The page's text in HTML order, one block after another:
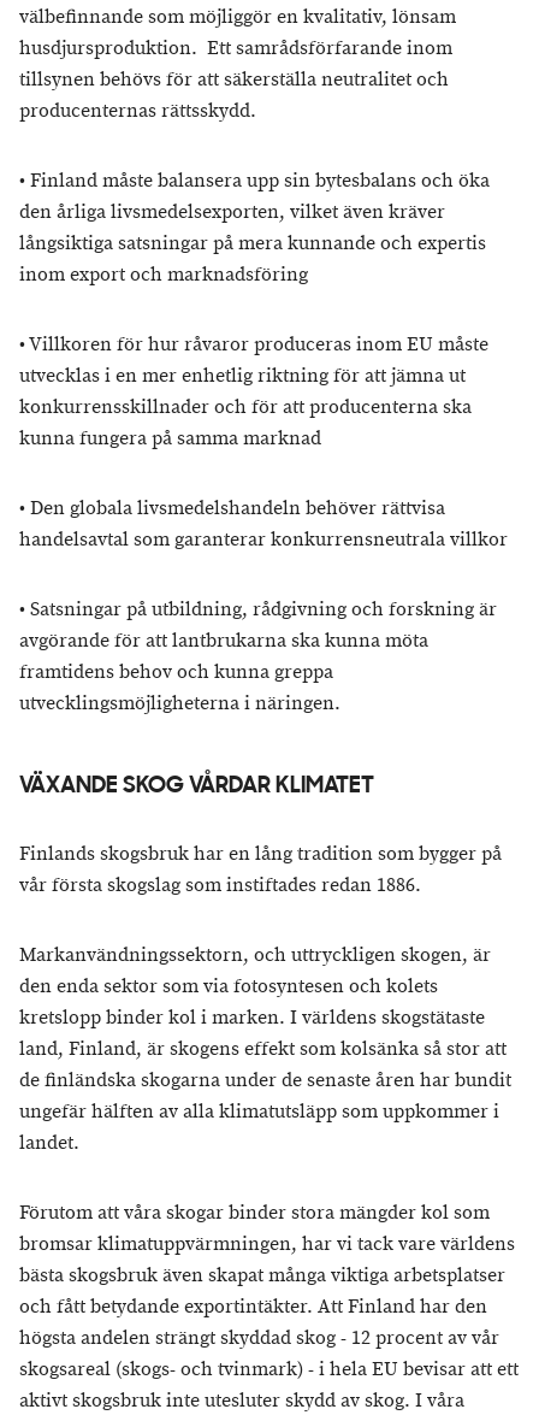
välbefinnande som möjliggör en kvalitativ, lönsam
husdjursproduktion. Ett samrådsförfarande inom
tillsynen behövs för att säkerställa neutralitet och
producenternas rättsskydd.
•Finland måste balansera upp sin bytesbalans och öka
den årliga livsmedelsexporten, vilket även kräver
långsiktiga satsningar på mera kunnande och expertis
inom export och marknadsföring
•Villkoren för hur råvaror produceras inom EU måste
utvecklas i en mer enhetlig riktning för att jämna ut
konkurrensskillnader och för att producenterna ska
kunna fungera på samma marknad
•Den globala livsmedelshandeln behöver rättvisa
handelsavtal som garanterar konkurrensneutrala villkor
•Satsningar på utbildning, rådgivning och forskning är
avgörande för att lantbrukarna ska kunna möta
framtidens behov och kunna greppa
utvecklingsmöjligheterna i näringen.
VÄXANDE SKOG VÅRDAR KLIMATET
Finlands skogsbruk har en lång tradition som bygger på
vår första skogslag som instiftades redan 1886.
Markanvändningssektorn, och uttryckligen skogen, är
den enda sektor som via fotosyntesen och kolets
kretslopp binder kol i marken. I världens skogstätaste
land, Finland, är skogens effekt som kolsänka så stor att
de finländska skogarna under de senaste åren har bundit
ungefär hälften av alla klimatutsläpp som uppkommer i
landet.
Förutom att våra skogar binder stora mängder kol som
bromsar klimatuppvärmningen, har vi tack vare världens
bästa skogsbruk även skapat många viktiga arbetsplatser
och fått betydande exportintäkter. Att Finland har den
högsta andelen strängt skyddad skog - 12 procent av vår
skogsareal (skogs- och tvinmark) - i hela EU bevisar att ett
aktivt skogsbruk inte utesluter skydd av skog. I våra